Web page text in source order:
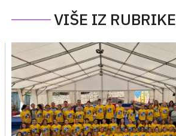
VIŠE IZ RUBRIKE